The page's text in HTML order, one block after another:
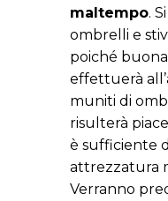
maltempo.
ombrelli e
poiché buona
effettuerà
muniti di
risulterà
è sufficiente
attrezzatura
Verranno